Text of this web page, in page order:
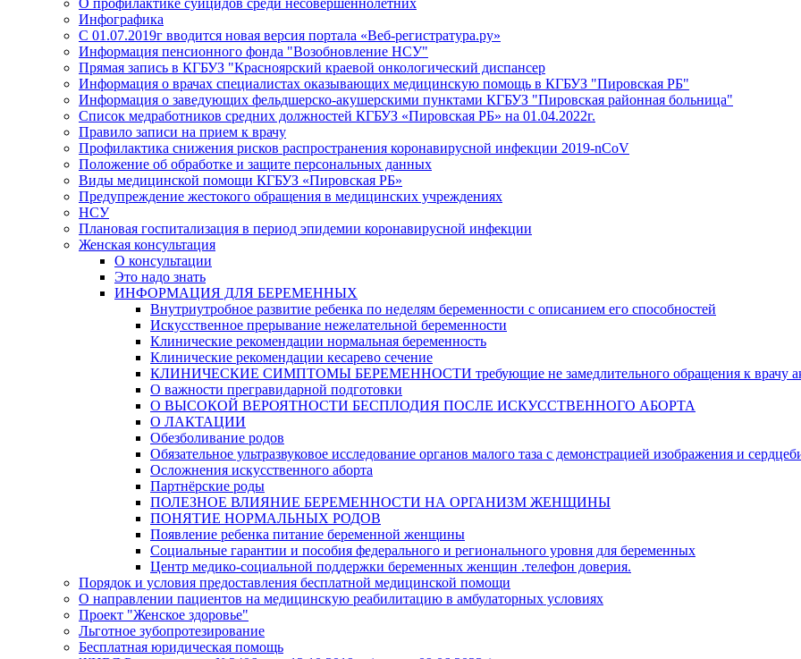
О профилактике суицидов среди несовершеннолетних
Инфографика
С 01.07.2019г вводится новая версия портала «Веб-регистратура.ру»
Информация пенсионного фонда "Возобновление НСУ"
Прямая запись в КГБУЗ "Красноярский краевой онкологический диспансер
Информация о врачах специалистах оказывающих медицинскую помощь в КГБУЗ "Пировская РБ"
Информация о заведующих фельдшерско-акушерскими пунктами КГБУЗ "Пировская районная больница"
Список медработников средних должностей КГБУЗ «Пировская РБ» на 01.04.2022г.
Правило записи на прием к врачу
Профилактика снижения рисков распространения коронавирусной инфекции 2019-nCoV
Положение об обработке и защите персональных данных
Виды медицинской помощи КГБУЗ «Пировская РБ»
Предупреждение жестокого обращения в медицинских учреждениях
НСУ
Плановая госпитализация в период эпидемии коронавирусной инфекции
Женская консультация
О консультации
Это надо знать
ИНФОРМАЦИЯ ДЛЯ БЕРЕМЕННЫХ
Внутриутробное развитие ребенка по неделям беременности с описанием его способностей
Искусственное прерывание нежелательной беременности
Клинические рекомендации нормальная беременность
Клинические рекомендации кесарево сечение
КЛИНИЧЕСКИЕ СИМПТОМЫ БЕРЕМЕННОСТИ требующие не замедлительного обращения к врачу
О важности прегравидарной подготовки
О ВЫСОКОЙ ВЕРОЯТНОСТИ БЕСПЛОДИЯ ПОСЛЕ ИСКУССТВЕННОГО АБОРТА
О ЛАКТАЦИИ
Обезболивание родов
Обязательное ультразвуковое исследование органов малого таза с демонстрацией изображения и
Осложнения искусственного аборта
Партнёрские роды
ПОЛЕЗНОЕ ВЛИЯНИЕ БЕРЕМЕННОСТИ НА ОРГАНИЗМ ЖЕНЩИНЫ
ПОНЯТИЕ НОРМАЛЬНЫХ РОДОВ
Появление ребенка питание беременной женщины
Социальные гарантии и пособия федерального и регионального уровня для беременных
Центр медико-социальной поддержки беременных женщин .телефон доверия.
Порядок и условия предоставления бесплатной медицинской помощи
О направлении пациентов на медицинскую реабилитацию в амбулаторных условиях
Проект "Женское здоровье"
Льготное зубопротезирование
Бесплатная юридическая помощь